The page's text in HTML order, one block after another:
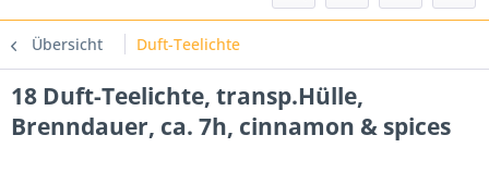
Übersicht Duft-Teelichte
18 Duft-Teelichte, transp.Hülle,
Brenndauer, ca. 7h, cinnamon & spices